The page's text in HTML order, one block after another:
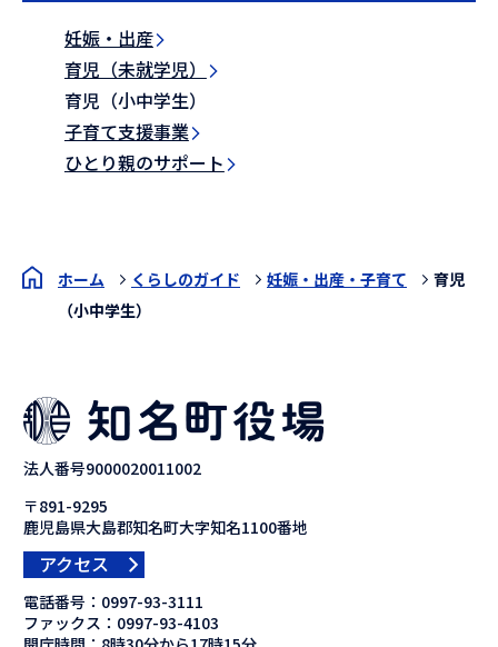
妊娠・出産
育児（未就学児）
育児（小中学生）
子育て支援事業
ひとり親のサポート
ホーム くらしのガイド 妊娠・出産・子育て
育児
（小中学生）
法人番号9000020011002
〒891-9295
鹿児島県大島郡知名町大字知名1100番地
アクセス
電話番号： 0997-93-3111
ファックス： 0997-93-4103